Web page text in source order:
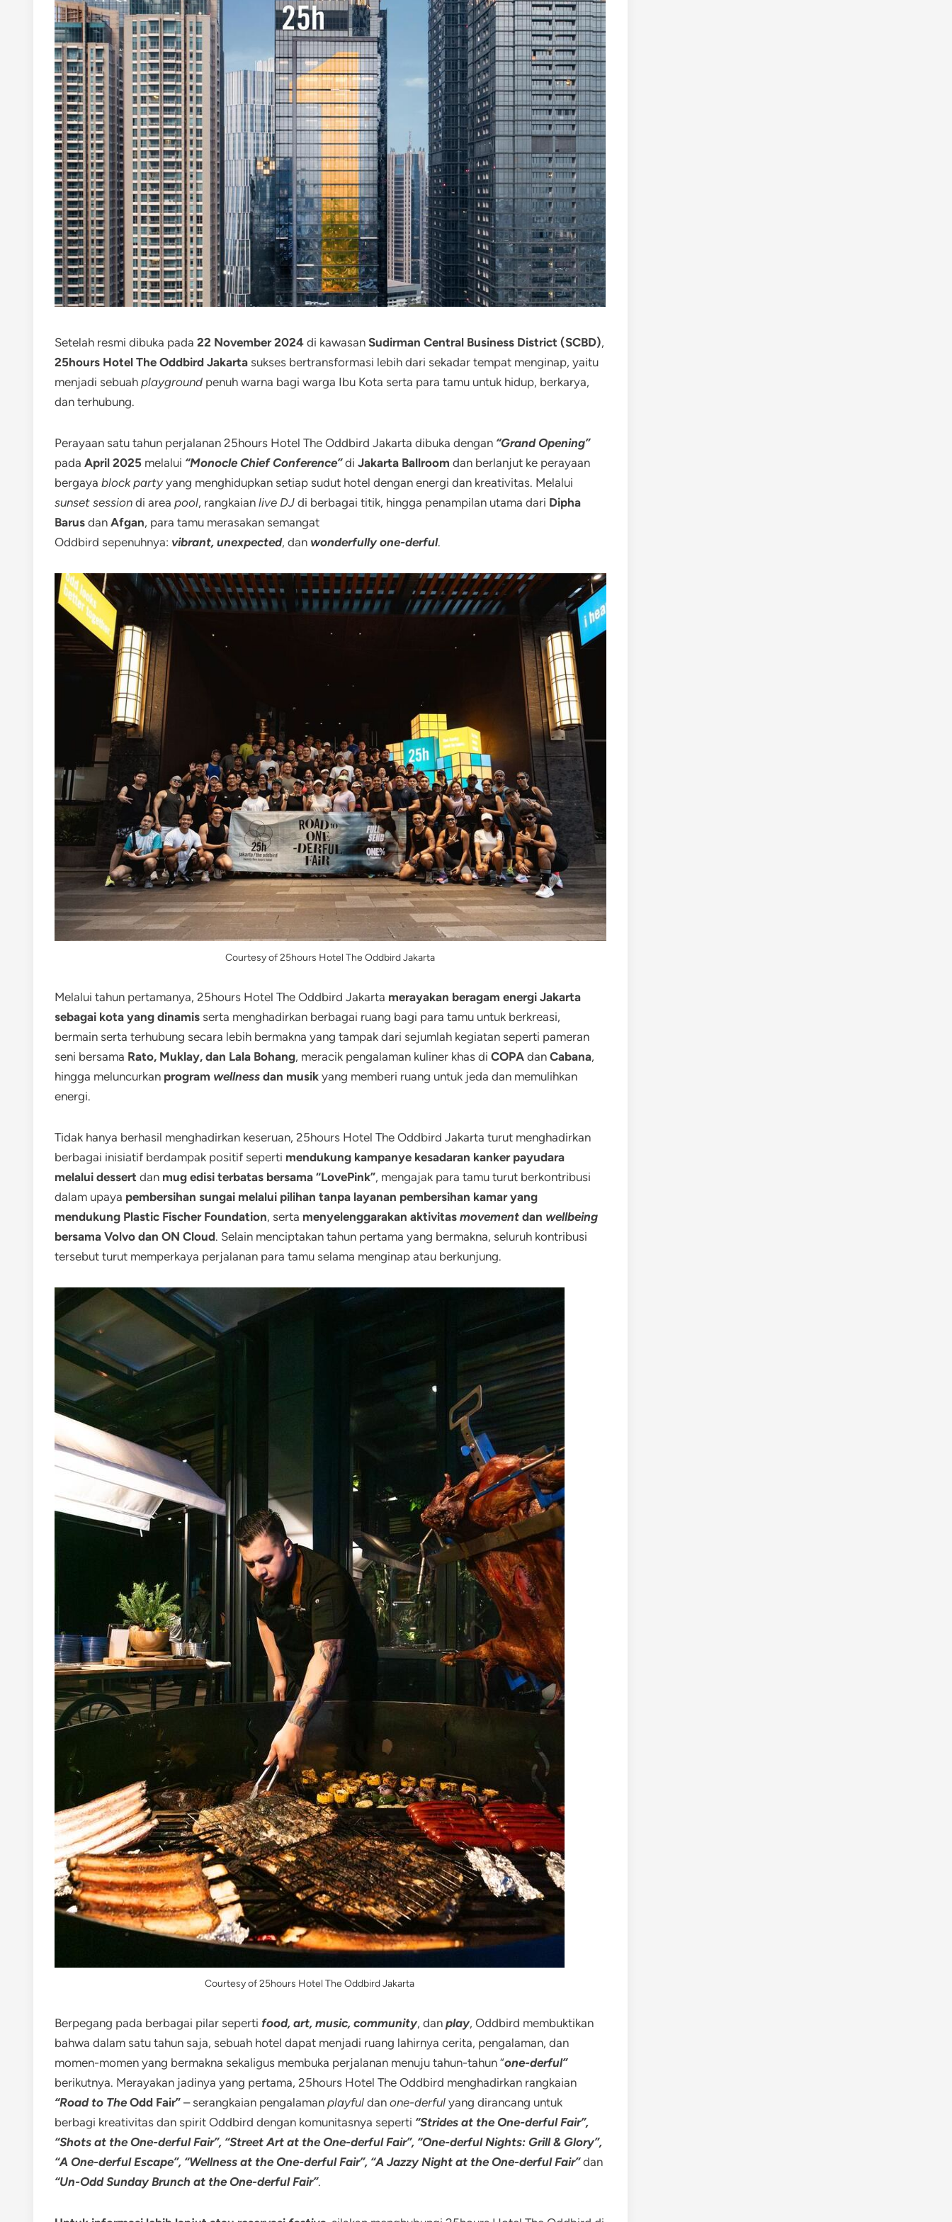
Setelah resmi dibuka pada 22 November 2024 di kawasan Sudirman Central Business District (SCBD),
25hours Hotel The Oddbird Jakarta sukses bertransformasi lebih dari sekadar tempat menginap, yaitu
menjadi sebuah playground penuh warna bagi warga Ibu Kota serta para tamu untuk hidup, berkarya,
dan terhubung.
Perayaan satu tahun perjalanan 25hours Hotel The Oddbird Jakarta dibuka dengan “Grand Opening”
pada April 2025 melalui “Monocle Chief Conference”di Jakarta Ballroom dan berlanjut ke perayaan
bergaya block partyyang menghidupkan setiap sudut hotel dengan energi dan kreativitas. Melalui
sunset session di area pool, rangkaian live DJ di berbagai titik, hingga penampilan utama dari Dipha
Barus dan Afgan, para tamu merasakan semangat
Oddbird sepenuhnya: vibrant, unexpected, dan wonderfully one-derful.
Courtesy of 25hours Hotel The Oddbird Jakarta
Melalui tahun pertamanya, 25hours Hotel The Oddbird Jakarta merayakan beragam energi Jakarta
sebagai kota yang dinamis serta menghadirkan berbagai ruang bagi para tamu untuk berkreasi,
bermain serta terhubung secara lebih bermakna yang tampak dari sejumlah kegiatan seperti pameran
seni bersama Rato, Muklay, dan Lala Bohang, meracik pengalaman kuliner khas di COPA dan Cabana,
hingga meluncurkan program wellness dan musik yang memberi ruang untuk jeda dan memulihkan
energi.
Tidak hanya berhasil menghadirkan keseruan, 25hours Hotel The Oddbird Jakarta turut menghadirkan
berbagai inisiatif berdampak positif seperti mendukung kampanye kesadaran kanker payudara
melalui dessert dan mug edisi terbatas bersama “LovePink”, mengajak para tamu turut berkontribusi
dalam upaya pembersihan sungai melalui pilihan tanpa layanan pembersihan kamar yang
mendukung Plastic Fischer Foundation, serta menyelenggarakan aktivitas movement dan wellbeing
bersama Volvo dan ON Cloud. Selain menciptakan tahun pertama yang bermakna, seluruh kontribusi
tersebut turut memperkaya perjalanan para tamu selama menginap atau berkunjung.
Courtesy of 25hours Hotel The Oddbird Jakarta
Berpegang pada berbagai pilar seperti food, art, music, community, dan play, Oddbird membuktikan
bahwa dalam satu tahun saja, sebuah hotel dapat menjadi ruang lahirnya cerita, pengalaman, dan
momen-momen yang bermakna sekaligus membuka perjalanan menuju tahun-tahun “one-derful”
berikutnya. Merayakan jadinya yang pertama, 25hours Hotel The Oddbird menghadirkan rangkaian
“Road to The Odd Fair” – serangkaian pengalaman playful dan one-derful yang dirancang untuk
berbagi kreativitas dan spirit Oddbird dengan komunitasnya seperti “Strides at the One-derful Fair”,
“Shots at the One-derful Fair”, “Street Art at the One-derful Fair”, “One-derful Nights: Grill & Glory”,
“A One-derful Escape”, “Wellness at the One-derful Fair”, “A Jazzy Night at the One-derful Fair”dan
“Un-Odd Sunday Brunch at the One-derful Fair”.